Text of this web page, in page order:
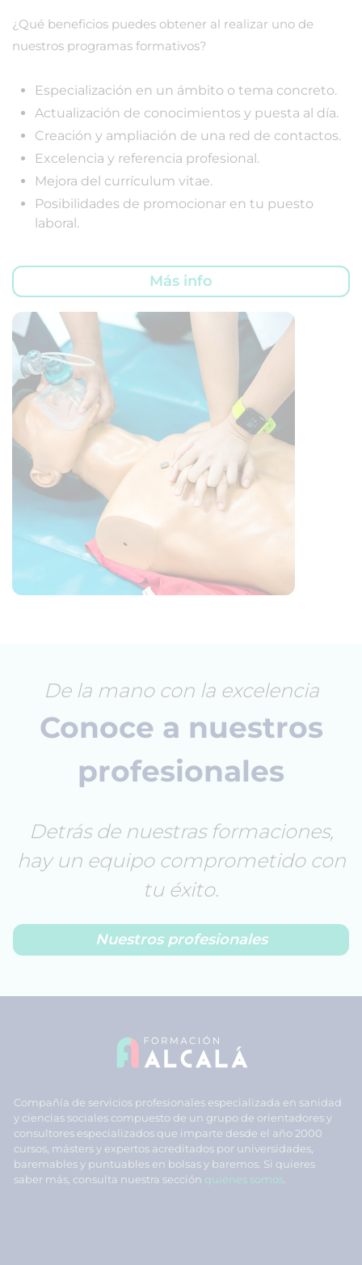
¿Qué beneficios puedes obtener al realizar uno de
nuestros programas formativos?
Especialización en un ámbito o tema concreto.
Actualización de conocimientos y puesta al día.
Creación y ampliación de una red de contactos.
Excelencia y referencia profesional.
Mejora del currículum vitae.
Posibilidades de promocionar en tu puesto
laboral.
Más info
De la mano con la excelencia
Conoce a nuestros
profesionales
Detrás de nuestras formaciones,
hay un equipo comprometido con
tu éxito.
Nuestros profesionales
Compañía de servicios profesionales especializada en sanidad
y ciencias sociales compuesto de un grupo de orientadores y
consultores especializados que imparte desde el año 2000
cursos, másters y expertos acreditados por universidades,
baremables y puntuables en bolsas y baremos. Si quieres
saber más, consulta nuestra sección quiénes somos